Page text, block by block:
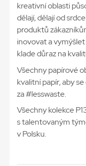
kreativní oblasti
dělají, dělají od
produktů
inovovat a
klade důraz na
Všechny papírové
kvalitní papír, aby
za #lesswaste.
Všechny kolekce
s talentovaným
v Polsku.